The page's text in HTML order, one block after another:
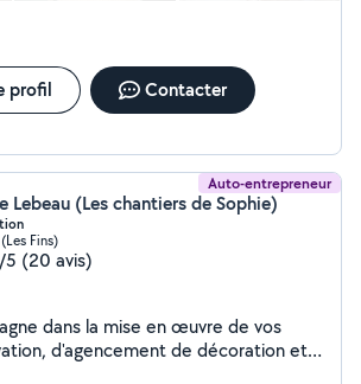
profil Contacter
Auto-entrepreneur
Lebeau (Les chantiers de Sophie)
Fins)
5 (20 avis)
dans la mise en œuvre de vos
d'agencement de décoration et